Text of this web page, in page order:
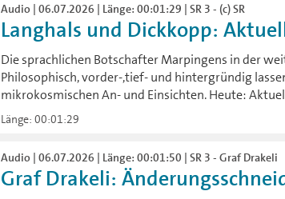
Audio | 06.07.2026 | Länge: 00:01:29 | SR 3 - (c) SR
Langhals und Dickkopp:
Die sprachlichen Botschafter Marpingens in der
Philosophisch, vorder-,tief- und hintergründig
mikrokosmischen An- und Einsichten. Heute:
Länge: 00:01:29
Audio | 06.07.2026 | Länge: 00:01:50 | SR 3 - Graf Drakeli
Graf Drakeli: